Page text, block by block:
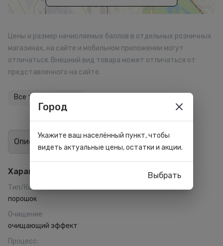
Цены и размер начисляемых баллов в отдельных розничных
магазинах, на сайте и мобильном приложении могут
отличаться. Внешний вид товара может отличаться от
представленного на сайте.
Все товары бренда
Описание
Характеристики
Тип/Консистенция
порошок
Очищение:
очищающий эффект
Процесс:
Город
Укажите ваш населённый пункт, чтобы
видеть актуальные цены, остатки и акции.
Выбрать